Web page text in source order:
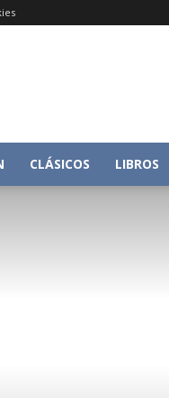
CLÁSICOS LIBROS